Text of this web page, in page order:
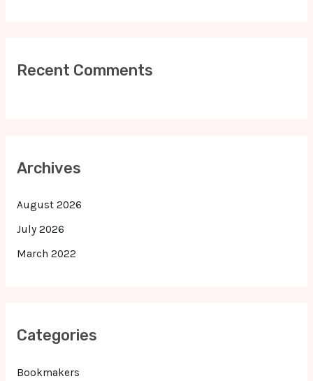
Recent Comments
Archives
August 2026
July 2026
March 2022
Categories
Bookmakers